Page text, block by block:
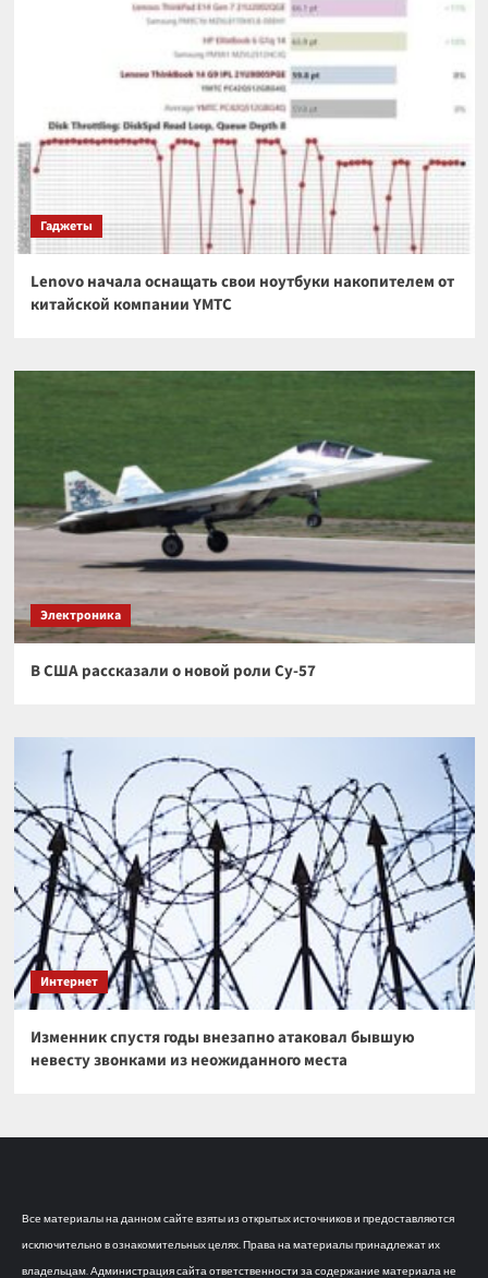
Гаджеты
Lenovo начала оснащать свои ноутбуки накопителем от
китайской компании YMTC
Электроника
В США рассказали о новой роли Су-57
Интернет
Изменник спустя годы внезапно атаковал бывшую
невесту звонками из неожиданного места
Все материалы на данном сайте взяты из открытых источников и предоставляются
исключительно в ознакомительных целях. Права на материалы принадлежат их
владельцам. Администрация сайта ответственности за содержание материала не